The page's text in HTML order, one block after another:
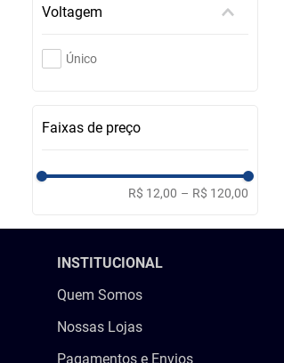
Voltagem
Único
Faixas de preço
R$ 12,00 – R$ 120,00
INSTITUCIONAL
Quem Somos
Nossas Lojas
Pagamentos e Envios